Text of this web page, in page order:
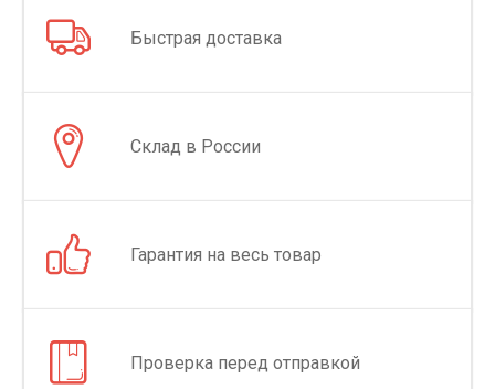
Быстрая доставка
Склад в России
Гарантия на весь товар
Проверка перед отправкой